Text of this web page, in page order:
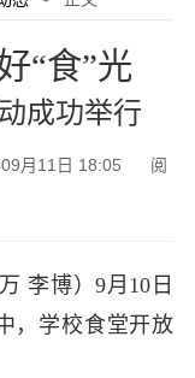
“食”光
成功举行
09月11日 18:05 阅
李博）9月10日
，学校食堂开放